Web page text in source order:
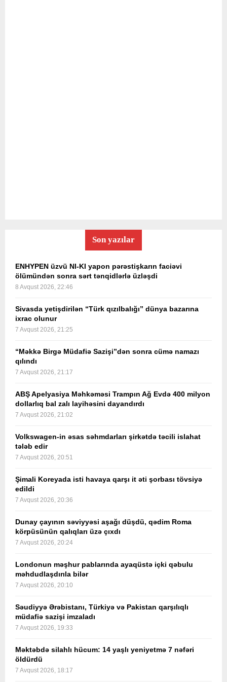
Son yazılar
ENHYPEN üzvü NI-KI yapon pərəstişkarın faciəvi
ölümündən sonra sərt tənqidlərlə üzləşdi
8 Avqust 2026, 22:46
Sivasda yetişdirilən “Türk qızılbalığı” dünya bazarına
ixrac olunur
7 Avqust 2026, 21:25
“Məkkə Birgə Müdafiə Sazişi”dən sonra cümə namazı
qılındı
7 Avqust 2026, 21:17
ABŞ Apelyasiya Məhkəməsi Trampın Ağ Evdə 400 milyon
dollarlıq bal zalı layihəsini dayandırdı
7 Avqust 2026, 21:02
Volkswagen-in əsas səhmdarları şirkətdə təcili islahat
tələb edir
7 Avqust 2026, 20:51
Şimali Koreyada isti havaya qarşı it əti şorbası tövsiyə
edildi
7 Avqust 2026, 20:36
Dunay çayının səviyyəsi aşağı düşdü, qədim Roma
körpüsünün qalıqları üzə çıxdı
7 Avqust 2026, 20:24
Londonun məşhur pablarında ayaqüstə içki qəbulu
məhdudlaşdırıla bilər
7 Avqust 2026, 20:10
Səudiyyə Ərəbistanı, Türkiyə və Pakistan qarşılıqlı
müdafiə sazişi imzaladı
7 Avqust 2026, 19:33
Məktəbdə silahlı hücum: 14 yaşlı yeniyetmə 7 nəfəri
öldürdü
7 Avqust 2026, 18:17